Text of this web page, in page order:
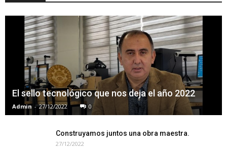
El sello tecnológico que nos deja el año 2022
Admin - 27/12/2022 0
Construyamos juntos una obra maestra.
27/12/2022